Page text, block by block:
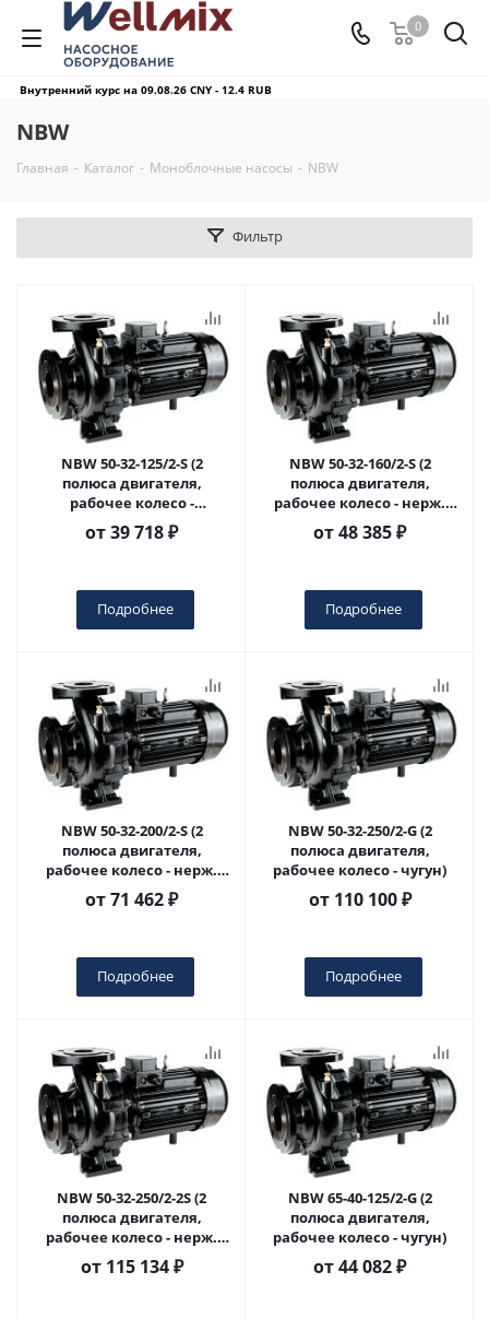
0
Внутренний курс на 09.08.26 CNY - 12.4 RUB
NBW
Главная - Каталог - Моноблочные насосы - NBW
Фильтр
NBW 50-32-125/2-S (2
полюса двигателя,
рабочее колесо -
нерж.сталь)
от39 718 ₽
Подробнее
NBW 50-32-160/2-S (2
полюса двигателя,
рабочее колесо - нерж.
сталь)
от48 385 ₽
Подробнее
NBW 50-32-200/2-S (2
полюса двигателя,
рабочее колесо - нерж.
сталь)
от71 462 ₽
Подробнее
NBW 50-32-250/2-G (2
полюса двигателя,
рабочее колесо - чугун)
от 110 100 ₽
Подробнее
NBW 50-32-250/2-2S (2
полюса двигателя,
рабочее колесо - нерж.
сталь, двуступенчатый)
от 115 134 ₽
NBW 65-40-125/2-G (2
полюса двигателя,
рабочее колесо - чугун)
от44 082 ₽